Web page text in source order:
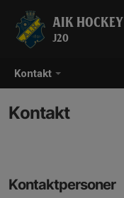
Kontakt
AIK HOCKEY
J20
Kontakt
Kontaktpersoner